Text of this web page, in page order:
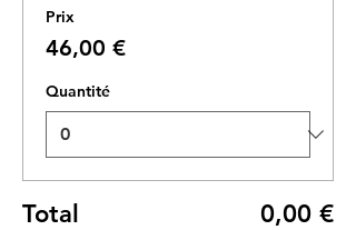
Prix
46,00 €
Quantité
Total 0,00 €